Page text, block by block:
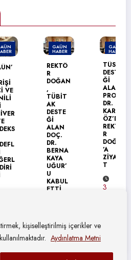
kişiselleştirilmiş içerikler ve
Aydınlatma Metni
GAÜN
HABER
REKTÖ
DOĞAN
TÜBİT
DESTE
ALAN
DOÇ.
BERNA
KAYA
UĞUR’
KABUL
ETTİ
2026
GAÜN
HABER
TÜSEB
DESTE
ALAN
PROF.
KARAG
ÖZ’DEN
REKTÖ
DOĞAN
ZİYARE